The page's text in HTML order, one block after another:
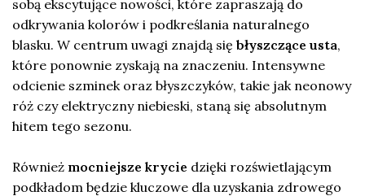
sobą ekscytujące nowości, które zapraszają do
odkrywania kolorów i podkreślania naturalnego
blasku. W centrum uwagi znajdą się błyszczące usta,
które ponownie zyskają na znaczeniu. Intensywne
odcienie szminek oraz błyszczyków, takie jak neonowy
róż czy elektryczny niebieski, staną się absolutnym
hitem tego sezonu.
Również mocniejsze krycie dzięki rozświetlającym
podkładom będzie kluczowe dla uzyskania zdrowego